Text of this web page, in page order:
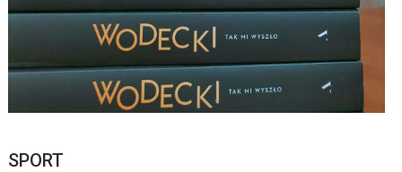
SPORT